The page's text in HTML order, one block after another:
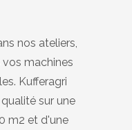
nos ateliers,
machines
Kufferagri
sur une
m2 et d'une